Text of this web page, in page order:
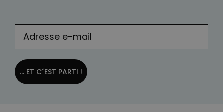
... ET C´EST PARTI !